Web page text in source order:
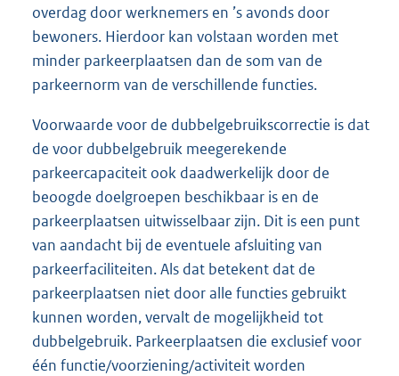
overdag door werknemers en ’s avonds door
bewoners. Hierdoor kan volstaan worden met
minder parkeerplaatsen dan de som van de
parkeernorm van de verschillende functies.
Voorwaarde voor de dubbelgebruikscorrectie is dat
de voor dubbelgebruik meegerekende
parkeercapaciteit ook daadwerkelijk door de
beoogde doelgroepen beschikbaar is en de
parkeerplaatsen uitwisselbaar zijn. Dit is een punt
van aandacht bij de eventuele afsluiting van
parkeerfaciliteiten. Als dat betekent dat de
parkeerplaatsen niet door alle functies gebruikt
kunnen worden, vervalt de mogelijkheid tot
dubbelgebruik. Parkeerplaatsen die exclusief voor
één functie/voorziening/activiteit worden